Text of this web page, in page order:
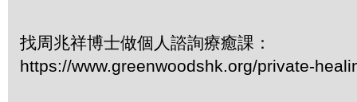
找周兆祥博士做個人諮詢療癒課：
https://www.greenwoodshk.org/private-